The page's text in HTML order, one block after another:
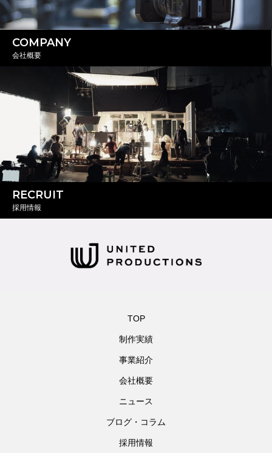
COMPANY
会社概要
RECRUIT
採用情報
TOP
制作実績
事業紹介
会社概要
ニュース
ブログ・コラム
採用情報